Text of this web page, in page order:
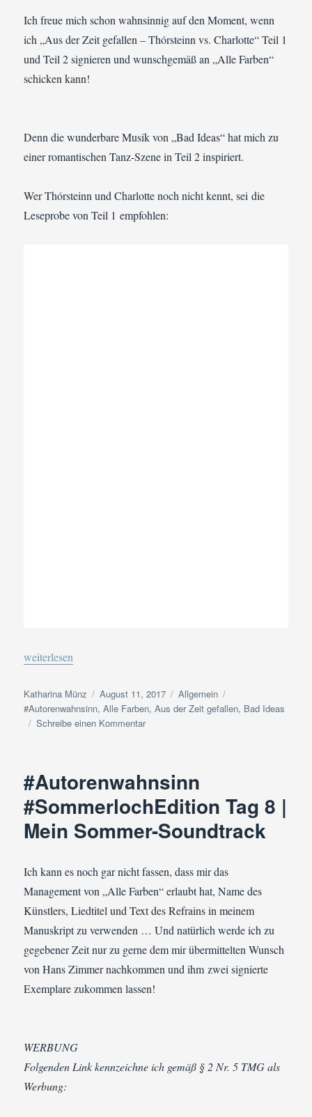
Ich freue mich schon wahnsinnig auf den Moment, wenn
ich „Aus der Zeit gefallen – Thórsteinn vs. Charlotte“ Teil 1
und Teil 2 signieren und wunschgemäß an „Alle Farben“
schicken kann!
Denn die wunderbare Musik von „Bad Ideas“ hat mich zu
einer romantischen Tanz-Szene in Teil 2 inspiriert.
Wer Thórsteinn und Charlotte noch nicht kennt, sei die
Leseprobe von Teil 1 empfohlen:
„#Autorenwahnsinn #SommerlochEdition Tag 11 | Eine
weiterlesen
Autor
Katharina Münz
Veröffentlicht
am
August 11, 2017 Kategorien
Allgemein
#Autorenwahnsinn,Alle Farben,Aus der Zeit gefallen, Bad Ideas
Schreibe einen Kommentarzu
11
Eine
besondere
Widmung
#Autorenwahnsinn
#SommerlochEdition Tag 8 |
Mein Sommer-Soundtrack
Ich kann es noch gar nicht fassen, dass mir das
Management von „Alle Farben“ erlaubt hat, Name des
Künstlers, Liedtitel und Text des Refrains in meinem
Manuskript zu verwenden … Und natürlich werde ich zu
gegebener Zeit nur zu gerne dem mir übermittelten Wunsch
von Hans Zimmer nachkommen und ihm zwei signierte
Exemplare zukommen lassen!
WERBUNG
Folgenden Link kennzeichne ich gemäß § 2 Nr. 5 TMG als
Werbung: